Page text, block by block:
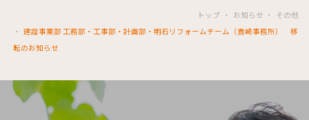
トップ お知らせ
その他
建設事業部 工務部・工事部・計画部・明石リフォームチーム（貴崎事務所） 移
転のお知らせ